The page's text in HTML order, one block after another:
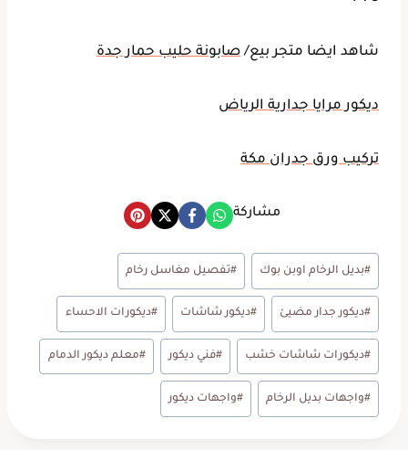
شاهد ايضا متجر بيع/صابونة حليب حمار جدة
ديكور مرايا جدارية الرياض
تركيب ورق جدران مكة
مشاركة
وسوم
المقال:
#بديل الرخام اوبن بوك #تفصيل مغاسل رخام
#ديكور جدار مضيئ #ديكور شاشات #ديكورات الاحساء
#ديكورات شاشات خشب #فني ديكور #معلم ديكور الدمام
#واجهات بديل الرخام #واجهات ديكور